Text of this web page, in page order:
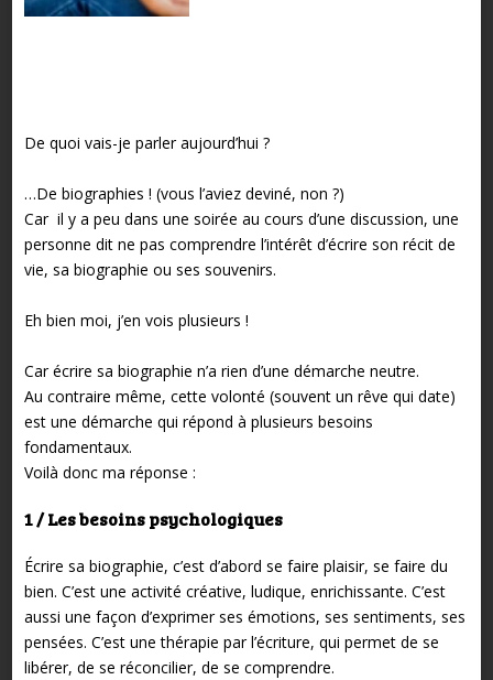
De quoi vais-je parler aujourd’hui ?
…De biographies ! (vous l’aviez deviné, non ?)
Car il y a peu dans une soirée au cours d’une discussion, une
personne dit ne pas comprendre l’intérêt d’écrire son récit de
vie, sa biographie ou ses souvenirs.
Eh bien moi, j’en vois plusieurs !
Car écrire sa biographie n’a rien d’une démarche neutre.
Au contraire même, cette volonté (souvent un rêve qui date)
est une démarche qui répond à plusieurs besoins
fondamentaux.
Voilà donc ma réponse :
1 / Les besoins psychologiques
Écrire sa biographie, c’est d’abord se faire plaisir, se faire du
bien. C’est une activité créative, ludique, enrichissante. C’est
aussi une façon d’exprimer ses émotions, ses sentiments, ses
pensées. C’est une thérapie par l’écriture, qui permet de se
libérer, de se réconcilier, de se comprendre.